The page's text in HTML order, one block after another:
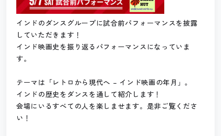
インドのダンスグループに試合前パフォーマンスを披露
していただきます！
インド映画史を振り返るパフォーマンスになっていま
す。
テーマは「レトロから現代へ – インド映画の年月」。
インドの歴史をダンスを通して紹介します！
会場にいるすべての人を楽しませます。是非ご覧くださ
い！